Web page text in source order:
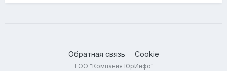
Обратная связь Cookie
ТОО "Компания ЮрИнфо"